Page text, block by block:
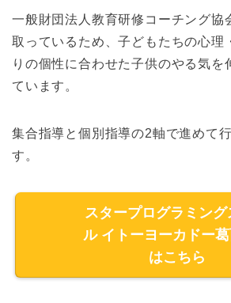
一般財団法人教育研修コーチング協
取っているため、子どもたちの心理
りの個性に合わせた子供のやる気を
ています。
集合指導と個別指導の2軸で進めて
す。
スタープログラミング
ル イトーヨーカドー
はこちら